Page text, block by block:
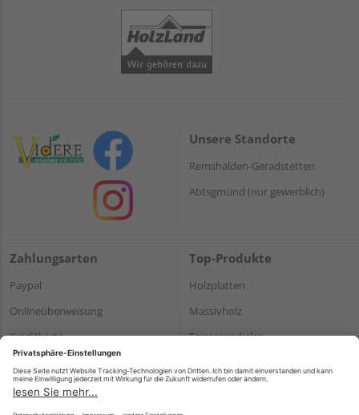
Unsere Standorte
Remshalden-Geradstetten
Abtsgmünd (nur gewerblich)
Zahlungsarten
Paypal
Onlineüberweisung
Kreditkarte
*Bonität vorausgesetzt
Top-Produkte
Holzplatten
Massivholz
Terrassendielen